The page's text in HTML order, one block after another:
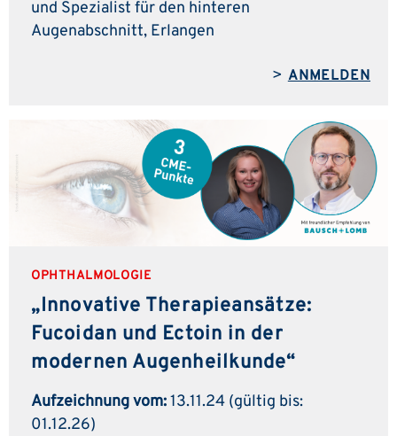
und Spezialist für den hinteren
Augenabschnitt, Erlangen
>ANMELDEN
OPHTHALMOLOGIE
„Innovative Therapieansätze:
Fucoidan und Ectoin in der
modernen Augenheilkunde“
Aufzeichnung vom:13.11.24 (gültig bis:
01.12.26)